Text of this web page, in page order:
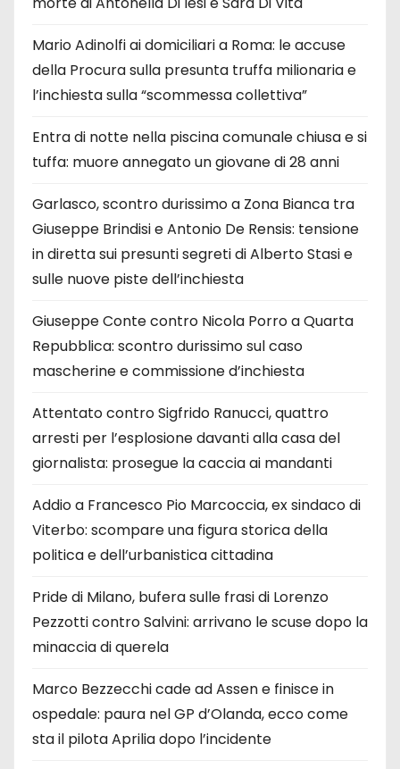
Mario Adinolfi ai domiciliari a Roma: le accuse
della Procura sulla presunta truffa milionaria e
l’inchiesta sulla “scommessa collettiva”
Entra di notte nella piscina comunale chiusa e si
tuffa: muore annegato un giovane di 28 anni
Garlasco, scontro durissimo a Zona Bianca tra
Giuseppe Brindisi e Antonio De Rensis: tensione
in diretta sui presunti segreti di Alberto Stasi e
sulle nuove piste dell’inchiesta
Giuseppe Conte contro Nicola Porro a Quarta
Repubblica: scontro durissimo sul caso
mascherine e commissione d’inchiesta
Attentato contro Sigfrido Ranucci, quattro
arresti per l’esplosione davanti alla casa del
giornalista: prosegue la caccia ai mandanti
Addio a Francesco Pio Marcoccia, ex sindaco di
Viterbo: scompare una figura storica della
politica e dell’urbanistica cittadina
Pride di Milano, bufera sulle frasi di Lorenzo
Pezzotti contro Salvini: arrivano le scuse dopo la
minaccia di querela
Marco Bezzecchi cade ad Assen e finisce in
ospedale: paura nel GP d’Olanda, ecco come
sta il pilota Aprilia dopo l’incidente